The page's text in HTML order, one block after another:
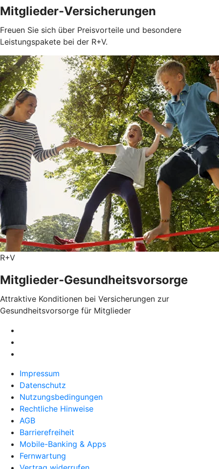
Mitglieder-Versicherungen
Freuen Sie sich über Preisvorteile und besondere
Leistungspakete bei der R+V.
R+V
Mitglieder-Gesundheits­vorsorge
Attraktive Konditionen bei Versicherungen zur
Gesundheitsvorsorge für Mitglieder
Impressum
Datenschutz
Nutzungsbedingungen
Rechtliche Hinweise
AGB
Barrierefreiheit
Mobile-Banking & Apps
Fernwartung